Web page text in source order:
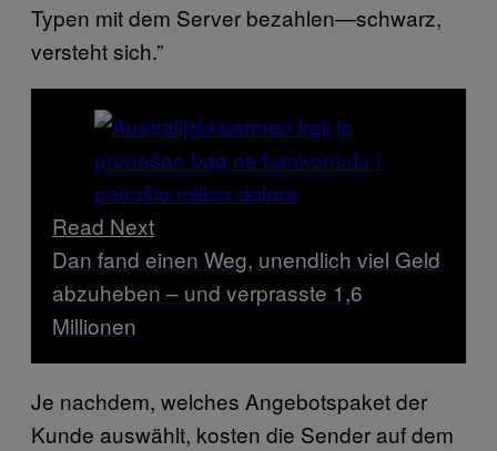
Typen mit dem Server bezahlen—schwarz,
versteht sich.”
Read Next
Dan fand einen Weg, unendlich viel Geld
abzuheben – und verprasste 1,6
Millionen
Je nachdem, welches Angebotspaket der
Kunde auswählt, kosten die Sender auf dem